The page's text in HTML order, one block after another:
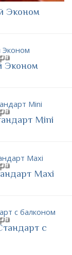
Эконом
Эконом
Mini
Maxi
с